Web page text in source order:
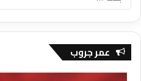
عمر جروب